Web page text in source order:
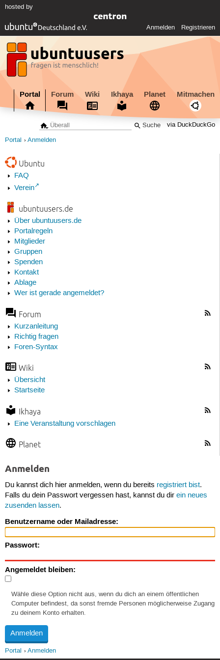
hosted by
Anmelden Registrieren
Portal Forum Wiki Ikhaya Planet Mitmachen
via DuckDuckGo
Portal Anmelden
Ubuntu
FAQ
Verein
ubuntuusers.de
Über ubuntuusers.de
Portalregeln
Mitglieder
Gruppen
Spenden
Kontakt
Ablage
Wer ist gerade angemeldet?
Forum
Kurzanleitung
Richtig fragen
Foren-Syntax
Wiki
Übersicht
Startseite
Ikhaya
Eine Veranstaltung vorschlagen
Planet
Anmelden
Du kannst dich hier anmelden, wenn du bereits registriert bist.
Falls du dein Passwort vergessen hast, kannst du dir ein neues
zusenden lassen.
Benutzername oder Mailadresse:
Passwort:
Angemeldet bleiben:
Wähle diese Option nicht aus, wenn du dich an einem öffentlichen
Computer befindest, da sonst fremde Personen möglicherweise Zugang
zu deinem Konto erhalten.
Portal Anmelden